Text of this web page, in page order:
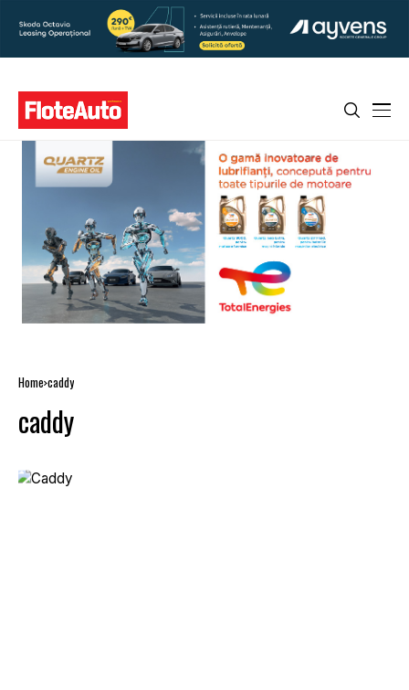
Home caddy
caddy